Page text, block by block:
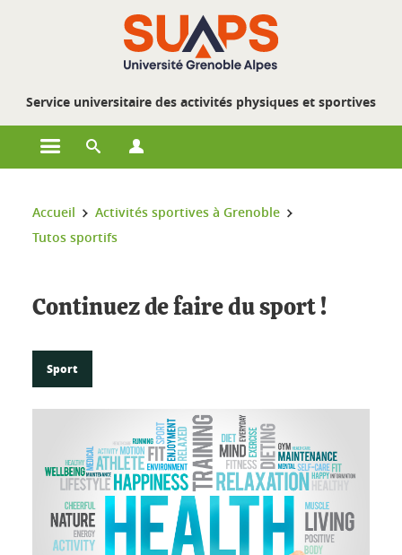
Service universitaire des activités physiques et sportives
Ouvrir le menu principal
Ouvrir le moteur de recherche
Vous êtes ici :
Accueil
Activités sportives à Grenoble
Tutos sportifs
Continuez de faire du sport !
Sport